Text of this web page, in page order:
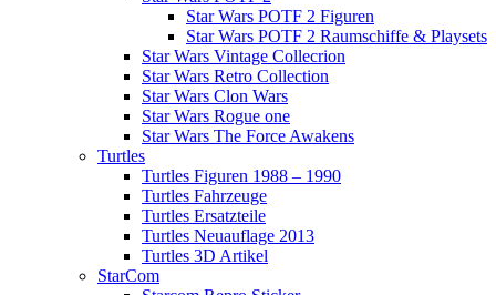
Star Wars POTF 2 Figuren
Star Wars POTF 2 Raumschiffe & Playsets
Star Wars Vintage Collecrion
Star Wars Retro Collection
Star Wars Clon Wars
Star Wars Rogue one
Star Wars The Force Awakens
Turtles
Turtles Figuren 1988 – 1990
Turtles Fahrzeuge
Turtles Ersatzteile
Turtles Neuauflage 2013
Turtles 3D Artikel
StarCom